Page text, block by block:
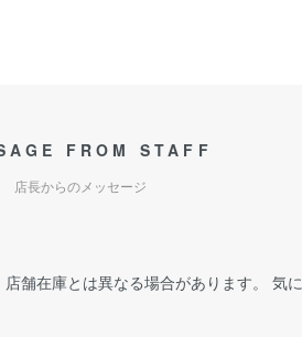
FROM STAFF
店長からのメッセージ
舗在庫とは異なる場合があります。 気